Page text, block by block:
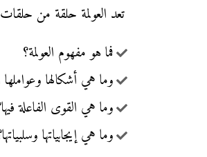
تعد العولمة حلقة من
فما هو مفهوم العولمة؟
وما هي أشكالها وعواملها
وما هي القوى الفاعلة
وما هي إيجابياتها